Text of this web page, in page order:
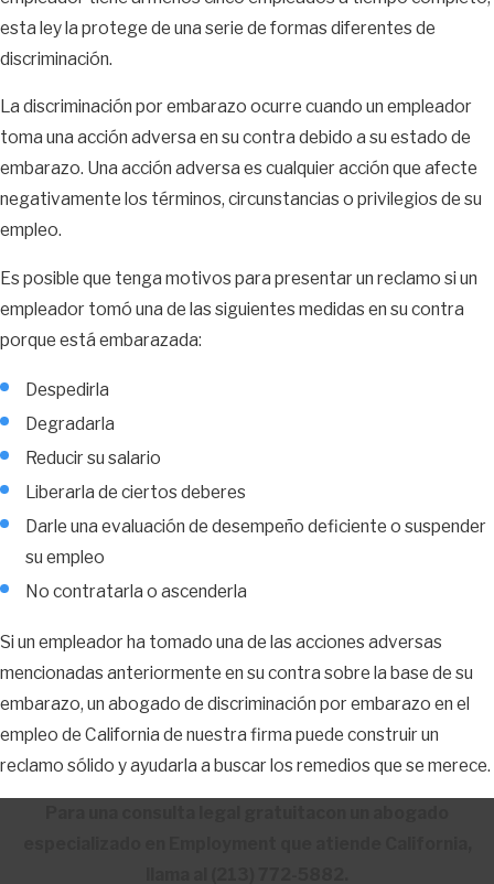
esta ley la protege de una serie de formas diferentes de
discriminación.
La discriminación por embarazo ocurre cuando un empleador
toma una acción adversa en su contra debido a su estado de
embarazo. Una acción adversa es cualquier acción que afecte
negativamente los términos, circunstancias o privilegios de su
empleo.
Es posible que tenga motivos para presentar un reclamo si un
empleador tomó una de las siguientes medidas en su contra
porque está embarazada:
Despedirla
Degradarla
Reducir su salario
Liberarla de ciertos deberes
Darle una evaluación de desempeño deficiente o suspender
su empleo
No contratarla o ascenderla
Si un empleador ha tomado una de las acciones adversas
mencionadas anteriormente en su contra sobre la base de su
embarazo, un abogado de discriminación por embarazo en el
empleo de California de nuestra firma puede construir un
reclamo sólido y ayudarla a buscar los remedios que se merece.